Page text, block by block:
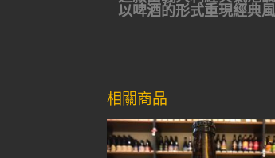
以啤酒的形式重現經典
相關商品